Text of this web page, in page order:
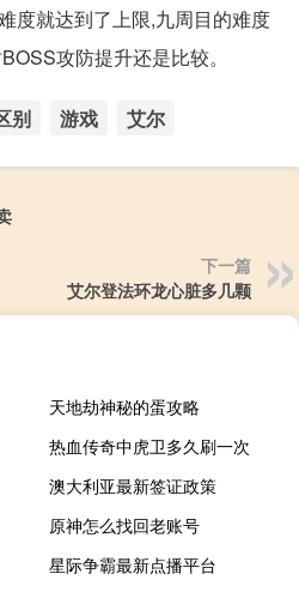
度就达到了上限,九周目的难度
攻防提升还是比较。
别 游戏 艾尔
下一篇
艾尔登法环龙心脏多几颗
天地劫神秘的蛋攻略
热血传奇中虎卫多久刷一次
澳大利亚最新签证政策
原神怎么找回老账号
星际争霸最新点播平台